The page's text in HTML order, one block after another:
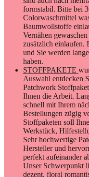
formstabil. Bitte bei
Colorwaschmittel
Baumwollstoffe
Vernähen
zusätzlich einlaufen.
und Sie werden
haben.
STOFFPAKETE
Auswahl entdecken
Patchwork
Ihnen die Arbeit.
schnell mit Ihrem
Bestellungen zügig
Stoffpaketen soll
Werkstück,
Sehr hochwertige
Hersteller und
perfekt aufeinander
Unser Schwerpunkt
dezent, floral